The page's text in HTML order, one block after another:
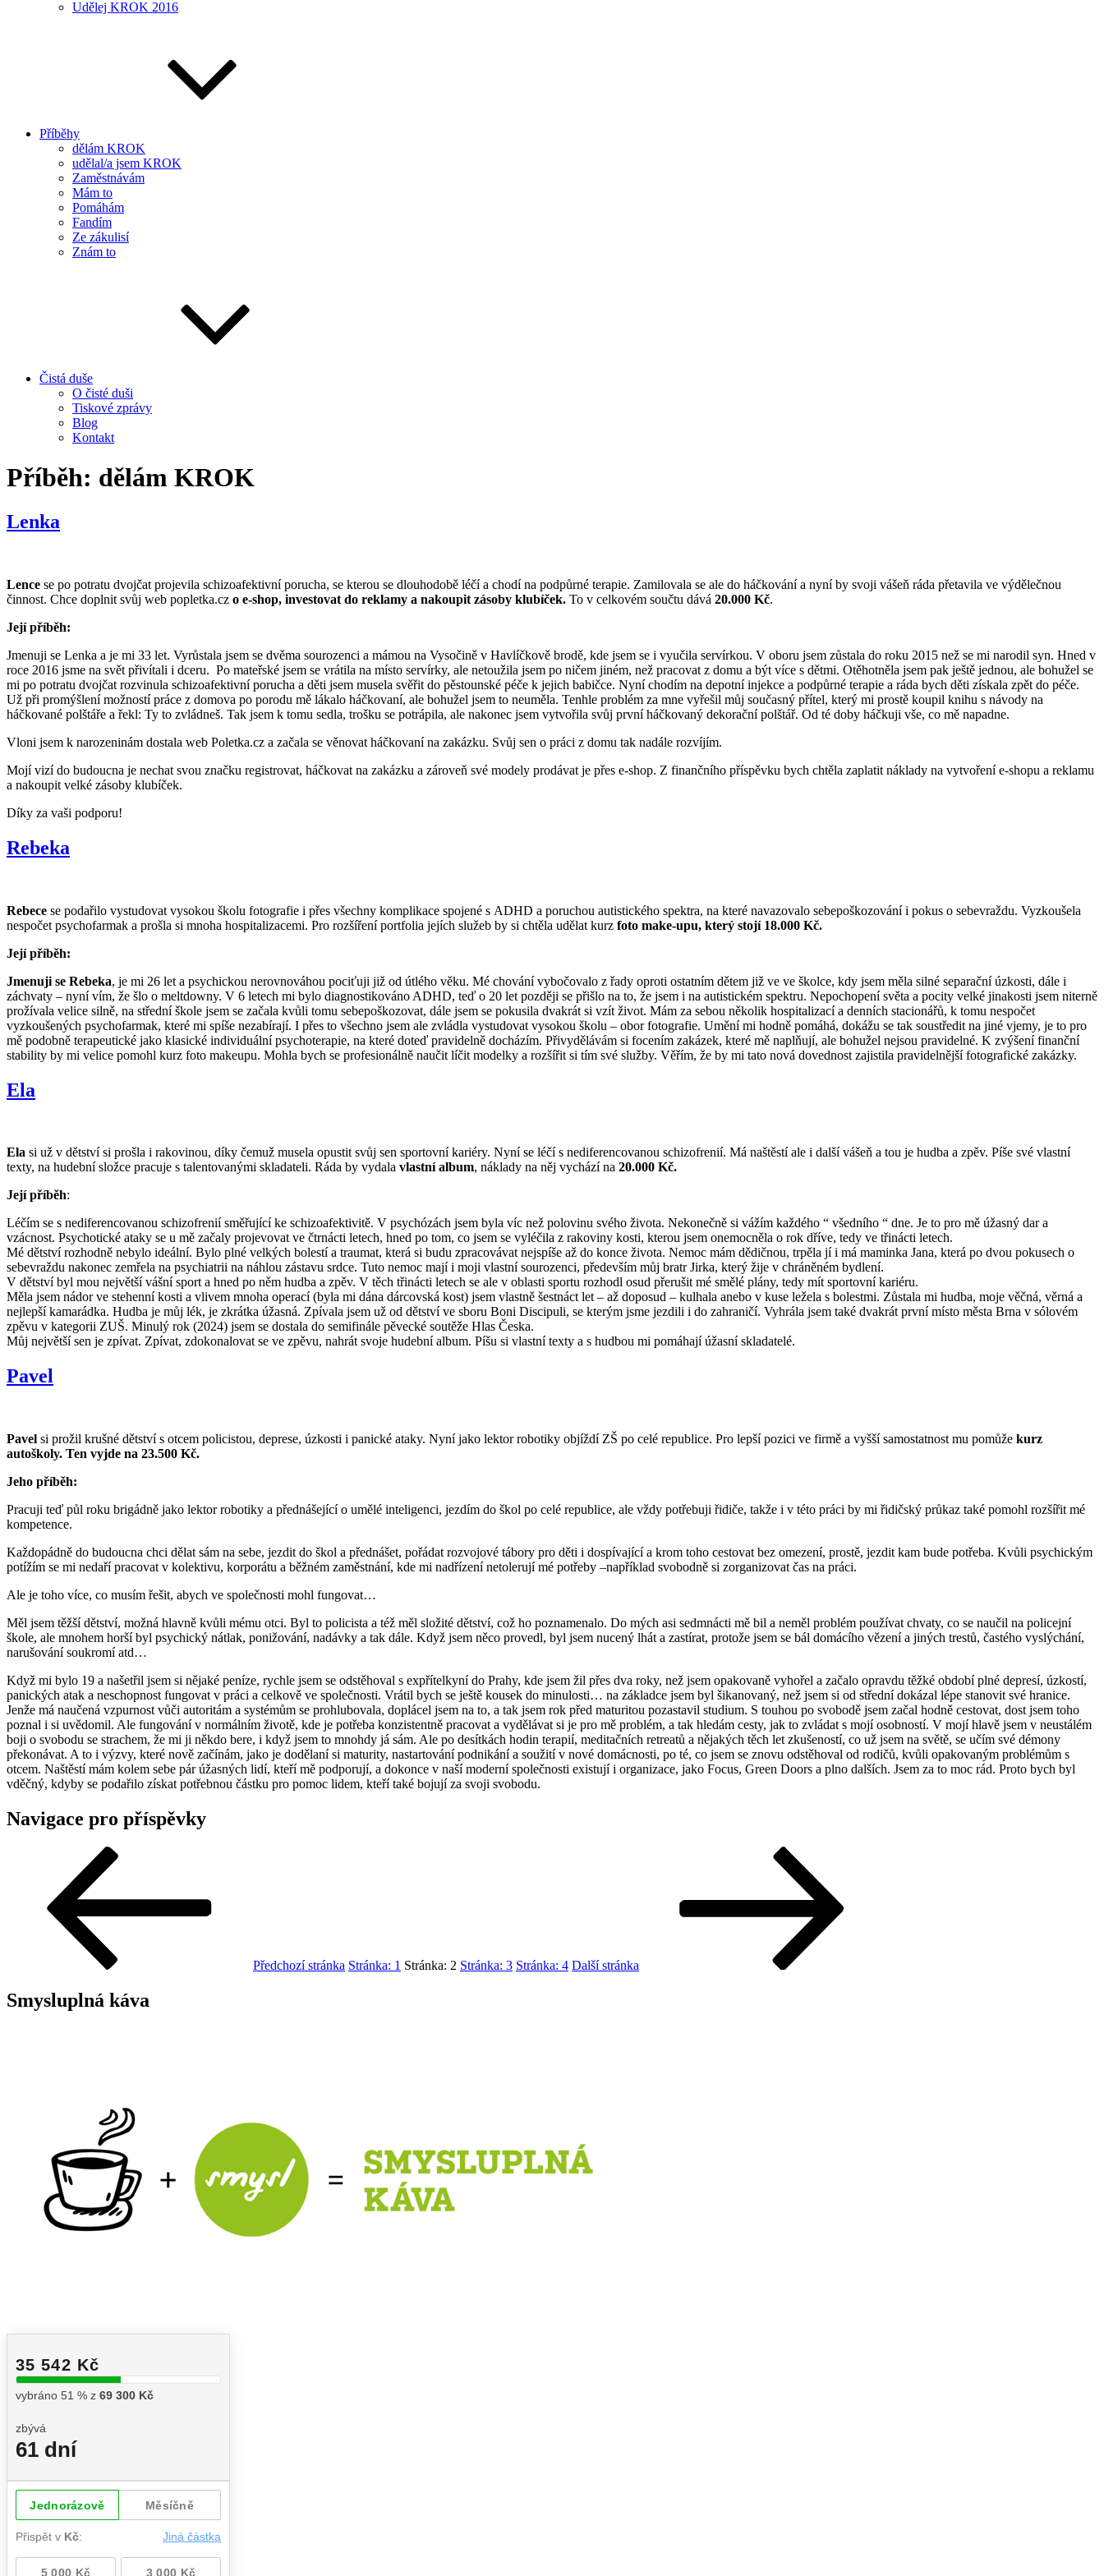
Udělej KROK 2016
Příběhy
dělám KROK
udělal/a jsem KROK
Zaměstnávám
Mám to
Pomáhám
Fandím
Ze zákulisí
Znám to
Čistá duše
O čisté duši
Tiskové zprávy
Blog
Kontakt
Příběh: dělám KROK
Lenka
Lence se po potratu dvojčat projevila schizoafektivní porucha, se kterou se dlouhodobě léčí a chodí na podpůrné terapie. Zamilovala se ale do háčkování a nyní by svoji vášeň ráda přetavila ve výdělečnou
činnost. Chce doplnit svůj web popletka.cz o e-shop, investovat do reklamy a nakoupit zásoby klubíček. To v celkovém součtu dává 20.000 Kč.
Její příběh:
Jmenuji se Lenka a je mi 33 let. Vyrůstala jsem se dvěma sourozenci a mámou na Vysočině v Havlíčkově brodě, kde jsem se i vyučila servírkou. V oboru jsem zůstala do roku 2015 než se mi narodil syn. Hned v
roce 2016 jsme na svět přivítali i dceru. Po mateřské jsem se vrátila na místo servírky, ale netoužila jsem po ničem jiném, než pracovat z domu a být více s dětmi. Otěhotněla jsem pak ještě jednou, ale bohužel se
mi po potratu dvojčat rozvinula schizoafektivní porucha a děti jsem musela svěřit do pěstounské péče k jejich babičce. Nyní chodím na depotní injekce a podpůrné terapie a ráda bych děti získala zpět do péče.
Už při promýšlení možností práce z domova po porodu mě lákalo háčkovaní, ale bohužel jsem to neuměla. Tenhle problém za mne vyřešil můj současný přítel, který mi prostě koupil knihu s návody na
háčkované polštáře a řekl: Ty to zvládneš. Tak jsem k tomu sedla, trošku se potrápila, ale nakonec jsem vytvořila svůj první háčkovaný dekorační polštář. Od té doby háčkuji vše, co mě napadne.
Vloni jsem k narozeninám dostala web Poletka.cz a začala se věnovat háčkovaní na zakázku. Svůj sen o práci z domu tak nadále rozvíjím.
Mojí vizí do budoucna je nechat svou značku registrovat, háčkovat na zakázku a zároveň své modely prodávat je přes e-shop. Z finančního příspěvku bych chtěla zaplatit náklady na vytvoření e-shopu a reklamu
a nakoupit velké zásoby klubíček.
Díky za vaši podporu!
Rebeka
Rebece se podařilo vystudovat vysokou školu fotografie i přes všechny komplikace spojené s ADHD a poruchou autistického spektra, na které navazovalo sebepoškozování i pokus o sebevraždu. Vyzkoušela
nespočet psychofarmak a prošla si mnoha hospitalizacemi. Pro rozšíření portfolia jejích služeb by si chtěla udělat kurz foto make-upu, který stojí 18.000 Kč.
Její příběh:
Jmenuji se Rebeka, je mi 26 let a psychickou nerovnováhou pociťuji již od útlého věku. Mé chování vybočovalo z řady oproti ostatním dětem již ve ve školce, kdy jsem měla silné separační úzkosti, dále i
záchvaty – nyní vím, že šlo o meltdowny. V 6 letech mi bylo diagnostikováno ADHD, teď o 20 let později se přišlo na to, že jsem i na autistickém spektru. Nepochopení světa a pocity velké jinakosti jsem niterně
prožívala velice silně, na střední škole jsem se začala kvůli tomu sebepoškozovat, dále jsem se pokusila dvakrát si vzít život. Mám za sebou několik hospitalizací a denních stacionářů, k tomu nespočet
vyzkoušených psychofarmak, které mi spíše nezabírají. I přes to všechno jsem ale zvládla vystudovat vysokou školu – obor fotografie. Umění mi hodně pomáhá, dokážu se tak soustředit na jiné vjemy, je to pro
mě podobně terapeutické jako klasické individuální psychoterapie, na které doteď pravidelně docházím. Přivydělávám si focením zakázek, které mě naplňují, ale bohužel nejsou pravidelné. K zvýšení finanční
stability by mi velice pomohl kurz foto makeupu. Mohla bych se profesionálně naučit líčit modelky a rozšířit si tím své služby. Věřím, že by mi tato nová dovednost zajistila pravidelnější fotografické zakázky.
Ela
Ela si už v dětství si prošla i rakovinou, díky čemuž musela opustit svůj sen sportovní kariéry. Nyní se léčí s nediferencovanou schizofrenií. Má naštěstí ale i další vášeň a tou je hudba a zpěv. Píše své vlastní
texty, na hudební složce pracuje s talentovanými skladateli. Ráda by vydala vlastní album, náklady na něj vychází na 20.000 Kč.
Její příběh:
Léčím se s nediferencovanou schizofrenií směřující ke schizoafektivitě. V psychózách jsem byla víc než polovinu svého života. Nekonečně si vážím každého “ všedního “ dne. Je to pro mě úžasný dar a
vzácnost. Psychotické ataky se u mě začaly projevovat ve čtrnácti letech, hned po tom, co jsem se vyléčila z rakoviny kosti, kterou jsem onemocněla o rok dříve, tedy ve třinácti letech.
Mé dětství rozhodně nebylo ideální. Bylo plné velkých bolestí a traumat, která si budu zpracovávat nejspíše až do konce života. Nemoc mám dědičnou, trpěla jí i má maminka Jana, která po dvou pokusech o
sebevraždu nakonec zemřela na psychiatrii na náhlou zástavu srdce. Tuto nemoc mají i moji vlastní sourozenci, především můj bratr Jirka, který žije v chráněném bydlení.
V dětství byl mou největší vášní sport a hned po něm hudba a zpěv. V těch třinácti letech se ale v oblasti sportu rozhodl osud přerušit mé smělé plány, tedy mít sportovní kariéru.
Měla jsem nádor ve stehenní kosti a vlivem mnoha operací (byla mi dána dárcovská kost) jsem vlastně šestnáct let – až doposud – kulhala anebo v kuse ležela s bolestmi. Zůstala mi hudba, moje věčná, věrná a
nejlepší kamarádka. Hudba je můj lék, je zkrátka úžasná. Zpívala jsem už od dětství ve sboru Boni Discipuli, se kterým jsme jezdili i do zahraničí. Vyhrála jsem také dvakrát první místo města Brna v sólovém
zpěvu v kategorii ZUŠ. Minulý rok (2024) jsem se dostala do semifinále pěvecké soutěže Hlas Česka.
Můj největší sen je zpívat. Zpívat, zdokonalovat se ve zpěvu, nahrát svoje hudební album. Píšu si vlastní texty a s hudbou mi pomáhají úžasní skladatelé.
Pavel
Pavel si prožil krušné dětství s otcem policistou, deprese, úzkosti i panické ataky. Nyní jako lektor robotiky objíždí ZŠ po celé republice. Pro lepší pozici ve firmě a vyšší samostatnost mu pomůže kurz
autoškoly. Ten vyjde na 23.500 Kč.
Jeho příběh:
Pracuji teď půl roku brigádně jako lektor robotiky a přednášející o umělé inteligenci, jezdím do škol po celé republice, ale vždy potřebuji řidiče, takže i v této práci by mi řidičský průkaz také pomohl rozšířit mé
kompetence.
Každopádně do budoucna chci dělat sám na sebe, jezdit do škol a přednášet, pořádat rozvojové tábory pro děti i dospívající a krom toho cestovat bez omezení, prostě, jezdit kam bude potřeba. Kvůli psychickým
potížím se mi nedaří pracovat v kolektivu, korporátu a běžném zaměstnání, kde mi nadřízení netolerují mé potřeby –například svobodně si zorganizovat čas na práci.
Ale je toho více, co musím řešit, abych ve společnosti mohl fungovat…
Měl jsem těžší dětství, možná hlavně kvůli mému otci. Byl to policista a též měl složité dětství, což ho poznamenalo. Do mých asi sedmnácti mě bil a neměl problém používat chvaty, co se naučil na policejní
škole, ale mnohem horší byl psychický nátlak, ponižování, nadávky a tak dále. Když jsem něco provedl, byl jsem nucený lhát a zastírat, protože jsem se bál domácího vězení a jiných trestů, častého vyslýchání,
narušování soukromí atd…
Když mi bylo 19 a našetřil jsem si nějaké peníze, rychle jsem se odstěhoval s expřítelkyní do Prahy, kde jsem žil přes dva roky, než jsem opakovaně vyhořel a začalo opravdu těžké období plné depresí, úzkostí,
panických atak a neschopnost fungovat v práci a celkově ve společnosti. Vrátil bych se ještě kousek do minulosti… na základce jsem byl šikanovaný, než jsem si od střední dokázal lépe stanovit své hranice.
Jenže má naučená vzpurnost vůči autoritám a systémům se prohlubovala, doplácel jsem na to, a tak jsem rok před maturitou pozastavil studium. S touhou po svobodě jsem začal hodně cestovat, dost jsem toho
poznal i si uvědomil. Ale fungování v normálním životě, kde je potřeba konzistentně pracovat a vydělávat si je pro mě problém, a tak hledám cesty, jak to zvládat s mojí osobností. V mojí hlavě jsem v neustálém
boji o svobodu se strachem, že mi ji někdo bere, i když jsem to mnohdy já sám. Ale po desítkách hodin terapií, meditačních retreatů a nějakých těch let zkušeností, co už jsem na světě, se učím své démony
překonávat. A to i výzvy, které nově začínám, jako je dodělaní si maturity, nastartování podnikání a soužití v nové domácnosti, po té, co jsem se znovu odstěhoval od rodičů, kvůli opakovaným problémům s
otcem. Naštěstí mám kolem sebe pár úžasných lidí, kteří mě podporují, a dokonce v naší moderní společnosti existují i organizace, jako Focus, Green Doors a plno dalších. Jsem za to moc rád. Proto bych byl
vděčný, kdyby se podařilo získat potřebnou částku pro pomoc lidem, kteří také bojují za svoji svobodu.
Navigace pro příspěvky
Předchozí stránka Stránka: 1 Stránka: 2 Stránka: 3 Stránka: 4 Další stránka
Smysluplná káva